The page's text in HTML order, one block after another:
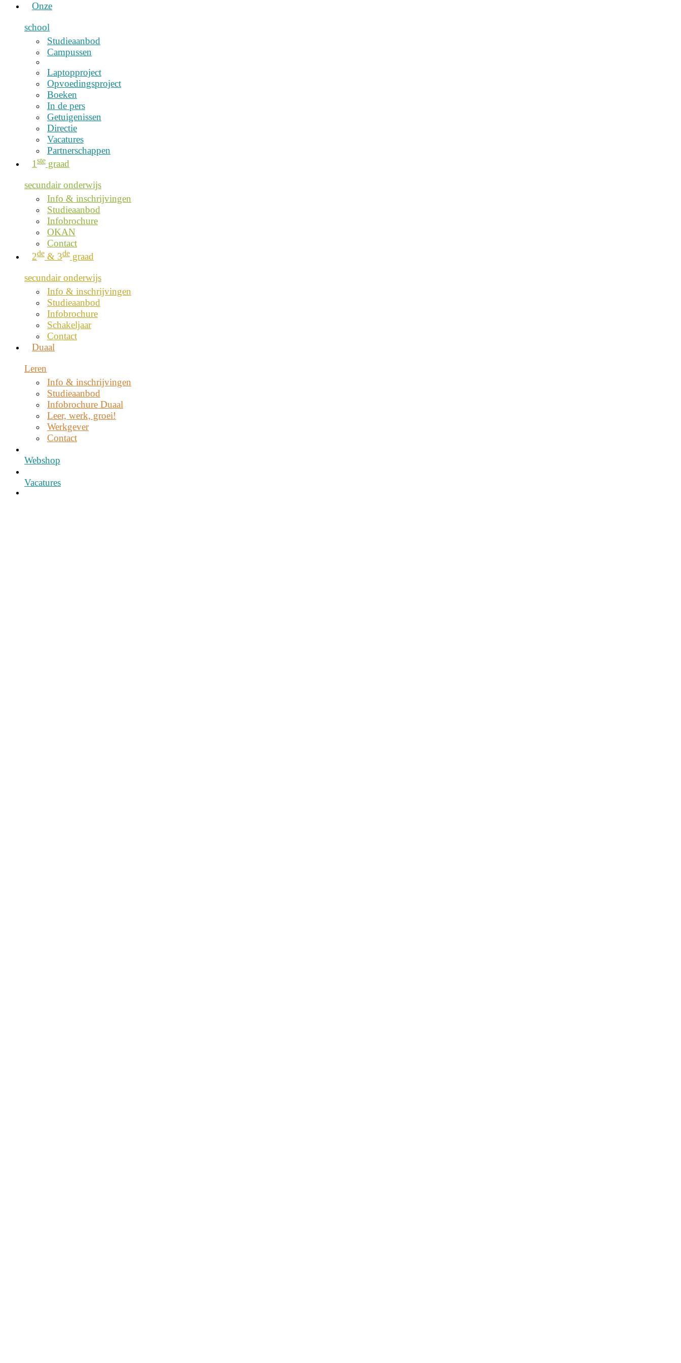
Onze
school
Studieaanbod
Campussen
Laptopproject
Opvoedingsproject
Boeken
In de pers
Getuigenissen
Directie
Vacatures
Partnerschappen
1 ste graad
secundair onderwijs
Info & inschrijvingen
Studieaanbod
Infobrochure
OKAN
Contact
2de & 3de graad
secundair onderwijs
Info & inschrijvingen
Studieaanbod
Infobrochure
Schakeljaar
Contact
Duaal
Leren
Info & inschrijvingen
Studieaanbod
Infobrochure Duaal
Leer, werk, groei!
Werkgever
Contact
Webshop
Vacatures